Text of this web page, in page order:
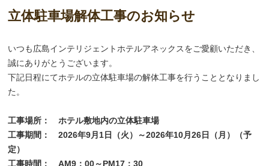
立体駐車場解体工事のお知らせ
いつも広島インテリジェントホテルアネックスをご愛顧いただき、
誠にありがとうございます。
下記日程にてホテルの立体駐車場の解体工事を行うこととなりまし
た。
工事場所： ホテル敷地内の立体駐車場
工事期間： 2026年9月1日（火）～2026年10月26日（月）（予
定）
工事時間： AM9：00～PM17 ：30